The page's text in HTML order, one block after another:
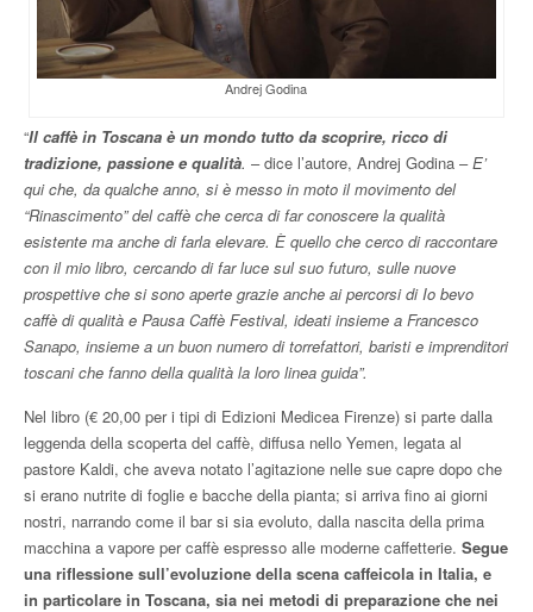
Andrej Godina
“Il caffè in Toscana è un mondo tutto da scoprire, ricco di
tradizione, passione e qualità. – dice l’autore, Andrej Godina –E’
qui che, da qualche anno, si è messo in moto il movimento del
“Rinascimento” del caffè che cerca di far conoscere la qualità
esistente ma anche di farla elevare. È quello che cerco di raccontare
con il mio libro, cercando di far luce sul suo futuro, sulle nuove
prospettive che si sono aperte grazie anche ai percorsi di Io bevo
caffè di qualità e Pausa Caffè Festival, ideati insieme a Francesco
Sanapo, insieme a un buon numero di torrefattori, baristi e imprenditori
toscani che fanno della qualità la loro linea guida”.
Nel libro (€ 20,00 per i tipi di Edizioni Medicea Firenze) si parte dalla
leggenda della scoperta del caffè, diffusa nello Yemen, legata al
pastore Kaldi, che aveva notato l’agitazione nelle sue capre dopo che
si erano nutrite di foglie e bacche della pianta; si arriva fino ai giorni
nostri, narrando come il bar si sia evoluto, dalla nascita della prima
macchina a vapore per caffè espresso alle moderne caffetterie. Segue
una riflessione sull’evoluzione della scena caffeicola in Italia, e
in particolare in Toscana, sia nei metodi di preparazione che nei